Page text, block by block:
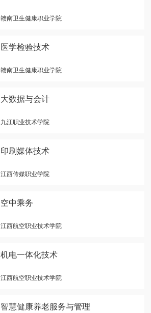
赣南卫生健康职业学院
医学检验技术
赣南卫生健康职业学院
大数据与会计
九江职业技术学院
印刷媒体技术
江西传媒职业学院
空中乘务
江西航空职业技术学院
机电一体化技术
江西航空职业技术学院
智慧健康养老服务与管理